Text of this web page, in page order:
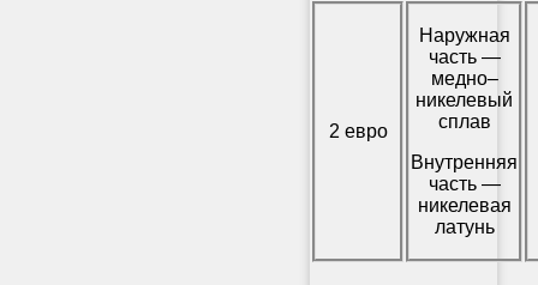
2 евро
Наружная
часть —
медно–
никелевый
сплав
Внутренняя
часть —
никелевая
латунь